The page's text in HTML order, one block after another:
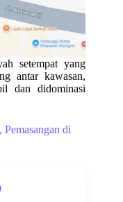
setempat yang
antar kawasan,
dan didominasi
Pemasangan di